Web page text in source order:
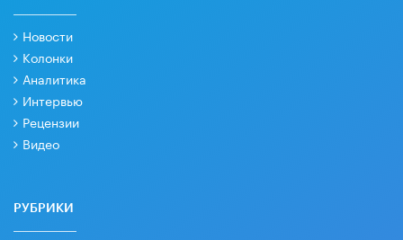
Новости
Колонки
Аналитика
Интервью
Рецензии
Видео
РУБРИКИ